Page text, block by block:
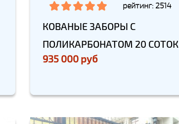
рейтинг: 2514
КОВАНЫЕ ЗАБОРЫ С
ПОЛИКАРБОНАТОМ 20 СОТОК
935 000 руб